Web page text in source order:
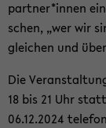
part­ner*innen
schen, „wer wir
glei­chen und
Die
18 bis 21 Uhr
06.12.2024